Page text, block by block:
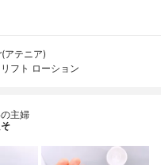
アテニア)
リフト ローション
主婦